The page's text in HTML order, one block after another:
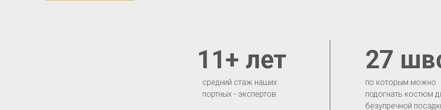
по которым можно
подогнать костюм
безупречной
27
средний стаж наших
портных - экспертов
11+ лет